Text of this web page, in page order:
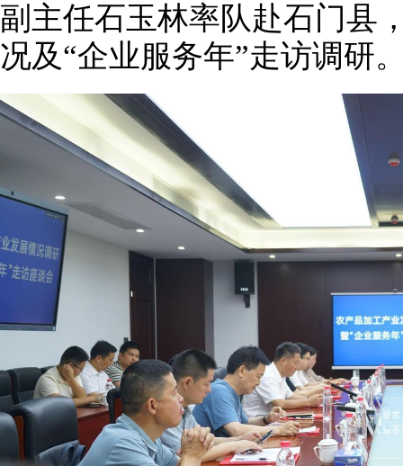
副主任石玉林率队赴石门县
况及“企业服务年”走访调研